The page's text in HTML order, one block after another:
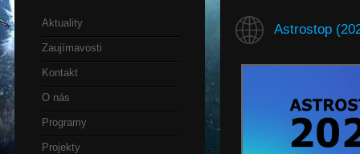
Aktuality
Zaujímavosti
Kontakt
O nás
Programy
Projekty
Astrostop